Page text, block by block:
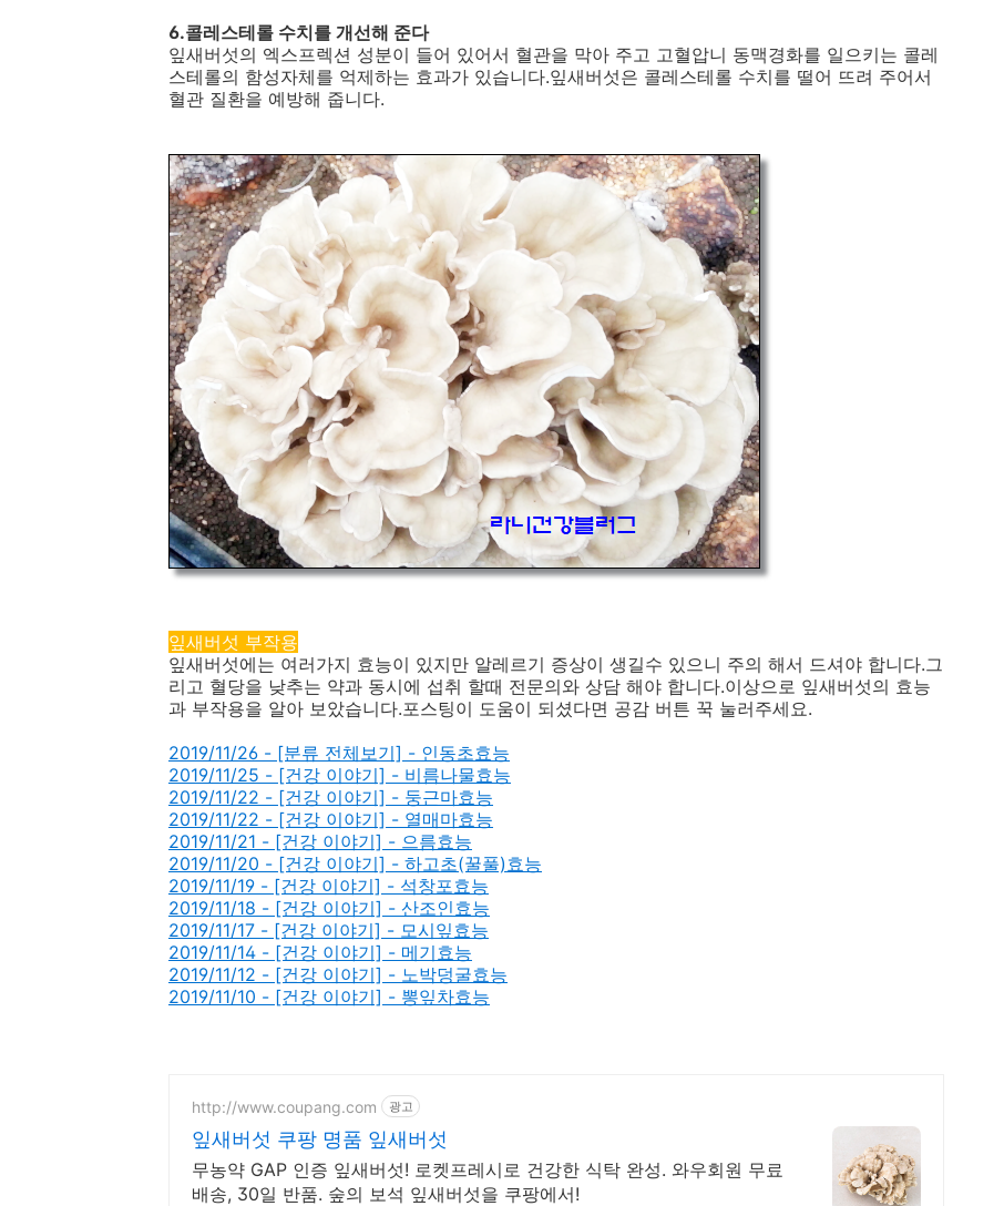
6.콜레스테롤 수치를 개선해 준다
잎새버섯의 엑스프렉션 성분이 들어 있어서 혈관을 막아 주고 고혈압니 동맥경화를 일으키는 콜레
스테롤의 함성자체를 억제하는 효과가 있습니다.잎새버섯은 콜레스테롤 수치를 떨어 뜨려 주어서
혈관 질환을 예방해 줍니다.
잎새버섯 부작용
잎새버섯에는 여러가지 효능이 있지만 알레르기 증상이 생길수 있으니 주의 해서 드셔야 합니다.그
리고 혈당을 낮추는 약과 동시에 섭취 할때 전문의와 상담 해야 합니다.이상으로 잎새버섯의 효능
과 부작용을 알아 보았습니다.포스팅이 도움이 되셨다면 공감 버튼 꾹 눌러주세요.
2019/11/26 - [분류 전체보기] - 인동초효능
2019/11/25 - [건강 이야기] - 비름나물효능
2019/11/22 - [건강 이야기] - 둥근마효능
2019/11/22 - [건강 이야기] - 열매마효능
2019/11/21 - [건강 이야기] - 으름효능
2019/11/20 - [건강 이야기] - 하고초(꿀풀)효능
2019/11/19 - [건강 이야기] - 석창포효능
2019/11/18 - [건강 이야기] - 산조인효능
2019/11/17 - [건강 이야기] - 모시잎효능
2019/11/14 - [건강 이야기] - 메기효능
2019/11/12 - [건강 이야기] - 노박덩굴효능
2019/11/10 - [건강 이야기] - 뽕잎차효능
http://www.coupang.com 광고
잎새버섯 쿠팡 명품 잎새버섯
무농약 GAP 인증 잎새버섯! 로켓프레시로 건강한 식탁 완성. 와우회원 무료
배송, 30일 반품. 숲의 보석 잎새버섯을 쿠팡에서!